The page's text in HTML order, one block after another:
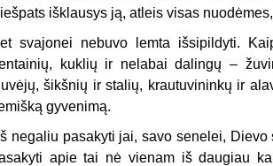
išklausys ją, atleis visas
svajonei nebuvo lemta išsipildyti.
kuklių ir nelabai dalingų –
šikšnių ir stalių, krautuvininkų ir
gyvenimą.
negaliu pasakyti jai, savo senelei,
apie tai nė vienam iš daugiau